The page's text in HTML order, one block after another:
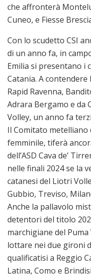
che affronterà
Cuneo, e Fiesse
Con lo scudetto CSI
di un anno fa, in
Emilia si presentano i
Catania. A
Rapid Ravenna,
Adrara Bergamo e da
Volley, un anno fa
Il Comitato metelliano
femminile, tiferà
dell’ASD Cava de’
nelle finali 2024 se la
catanesi del Liotri
Gubbio, Treviso,
Anche la pallavolo
detentori del titolo
marchigiane del
lottare nei due gironi
qualificatisi a Reggio
Latina, Como e